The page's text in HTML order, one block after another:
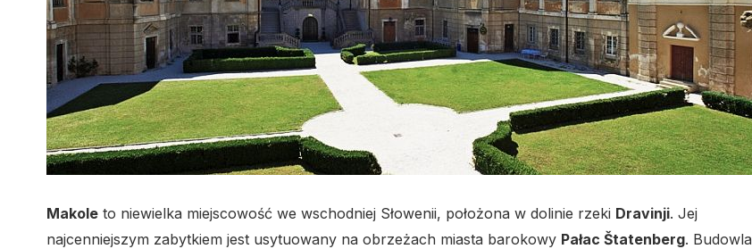
Makole to niewielka miejscowość we wschodniej Słowenii, położona w dolinie rzeki Dravinji. Jej
najcenniejszym zabytkiem jest usytuowany na obrzeżach miasta barokowy Pałac Štatenberg. Budowla